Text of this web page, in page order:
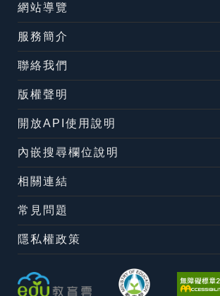
網站導覽
服務簡介
聯絡我們
版權聲明
開放API使用說明
內嵌搜尋欄位說明
相關連結
常見問題
隱私權政策